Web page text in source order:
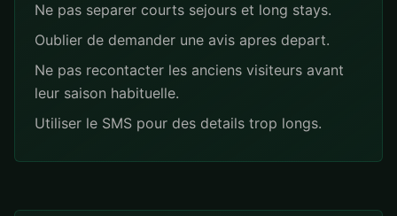
Ne pas separer courts sejours et long stays.
Oublier de demander une avis apres depart.
Ne pas recontacter les anciens visiteurs avant
leur saison habituelle.
Utiliser le SMS pour des details trop longs.